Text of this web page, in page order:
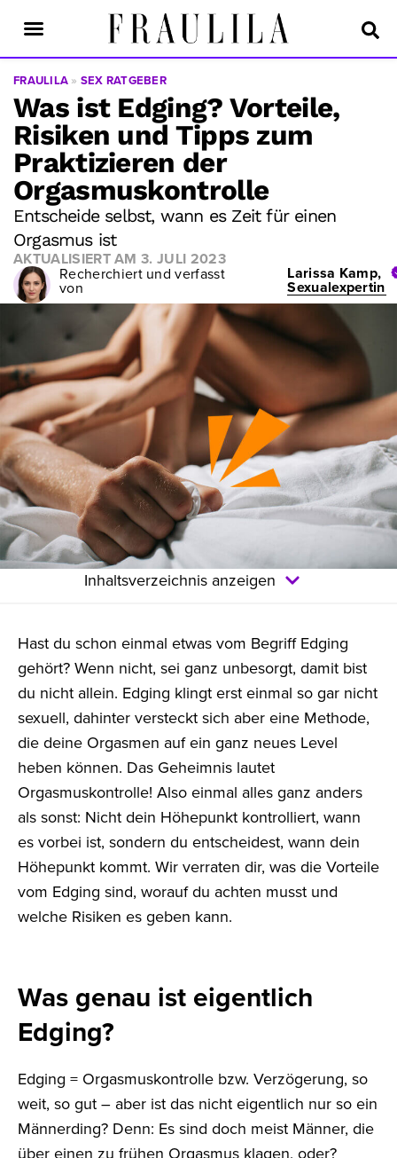
FRAULILA » SEX RATGEBER
Was ist Edging? Vorteile,
Risiken und Tipps zum
Praktizieren der
Orgasmuskontrolle
Entscheide selbst, wann es Zeit für einen
Orgasmus ist
AKTUALISIERT AM3. JULI 2023
Recherchiert und verfasst
von
Larissa Kamp,
Sexualexpertin
Inhaltsverzeichnis anzeigen
Hast du schon einmal etwas vom Begriff Edging
gehört? Wenn nicht, sei ganz unbesorgt, damit bist
du nicht allein. Edging klingt erst einmal so gar nicht
sexuell, dahinter versteckt sich aber eine Methode,
die deine Orgasmen auf ein ganz neues Level
heben können. Das Geheimnis lautet
Orgasmuskontrolle! Also einmal alles ganz anders
als sonst: Nicht dein Höhepunkt kontrolliert, wann
es vorbei ist, sondern du entscheidest, wann dein
Höhepunkt kommt. Wir verraten dir, was die Vorteile
vom Edging sind, worauf du achten musst und
welche Risiken es geben kann.
Was genau ist eigentlich
Edging?
Edging = Orgasmuskontrolle bzw. Verzögerung, so
weit, so gut – aber ist das nicht eigentlich nur so ein
Männerding? Denn: Es sind doch meist Männer, die
über einen zu frühen Orgasmus klagen, oder?